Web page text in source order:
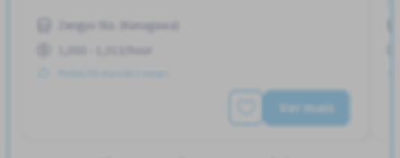
Zengyo Sta. (Kanagawa)
1,050 - 1,313/hour
Ver mais